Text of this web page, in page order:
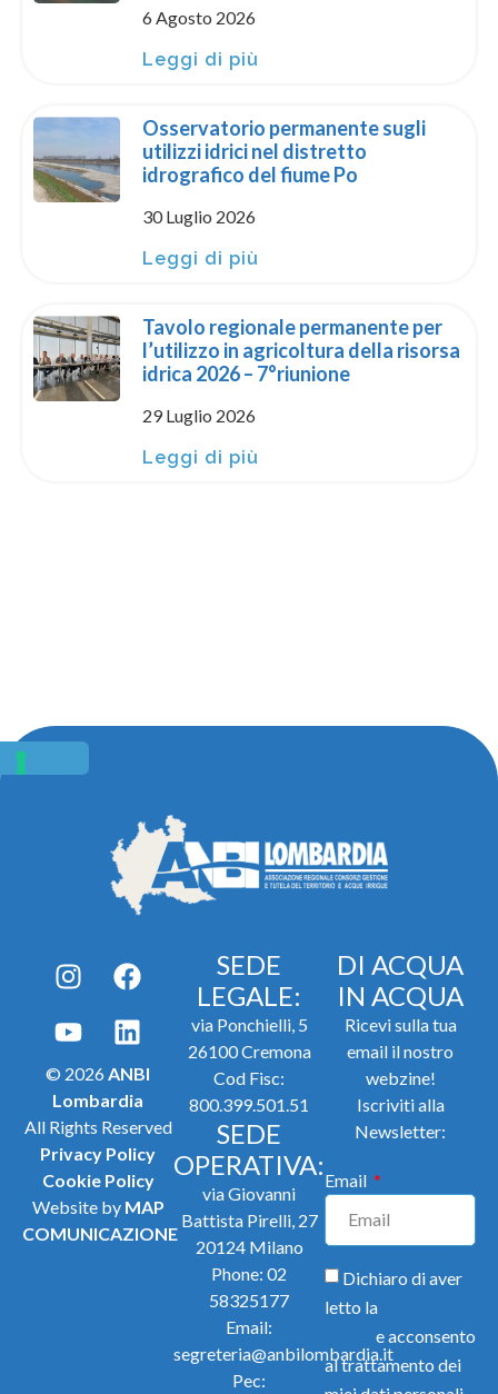
6 Agosto 2026
Leggi di più
Osservatorio permanente sugli
utilizzi idrici nel distretto
idrografico del fiume Po
30 Luglio 2026
Leggi di più
Tavolo regionale permanente per
l’utilizzo in agricoltura della risorsa
idrica 2026 – 7°riunione
29 Luglio 2026
Leggi di più
© 2026ANBI
Lombardia
All Rights Reserved
Privacy Policy
Cookie Policy
Website by MAP
COMUNICAZIONE
SEDE
LEGALE:
via Ponchielli, 5
26100 Cremona
Cod Fisc:
800.399.501.51
SEDE
OPERATIVA:
via Giovanni
Battista Pirelli, 27
20124 Milano
Phone: 02
58325177
Email:
segreteria@anbilombardia.it
Pec:
DI ACQUA
IN ACQUA
Ricevi sulla tua
email il nostro
webzine!
Iscriviti alla
Newsletter:
Email
Dichiaro di aver
letto la
e acconsento
al trattamento dei